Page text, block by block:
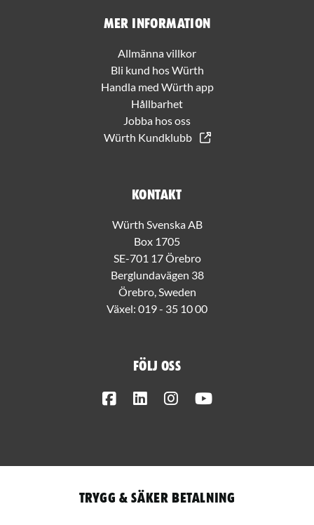
Mer information
Allmänna villkor
Bli kund hos Würth
Handla med Würth app
Hållbarhet
Jobba hos oss
Würth Kundklubb
Kontakt
Würth Svenska AB
Box 1705
SE-701 17 Örebro
Berglundavägen 38
Örebro, Sweden
Växel: 019 - 35 10 00
Följ oss
FacebookLinkedInInstagram
Trygg & säker betalning